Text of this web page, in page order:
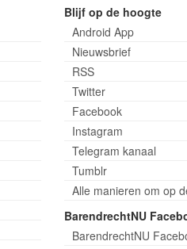
Blijf op de hoogte
Android App
Nieuwsbrief
RSS
Twitter
Facebook
Instagram
Telegram kanaal
Tumblr
Alle manieren om op
BarendrechtNU
BarendrechtNU